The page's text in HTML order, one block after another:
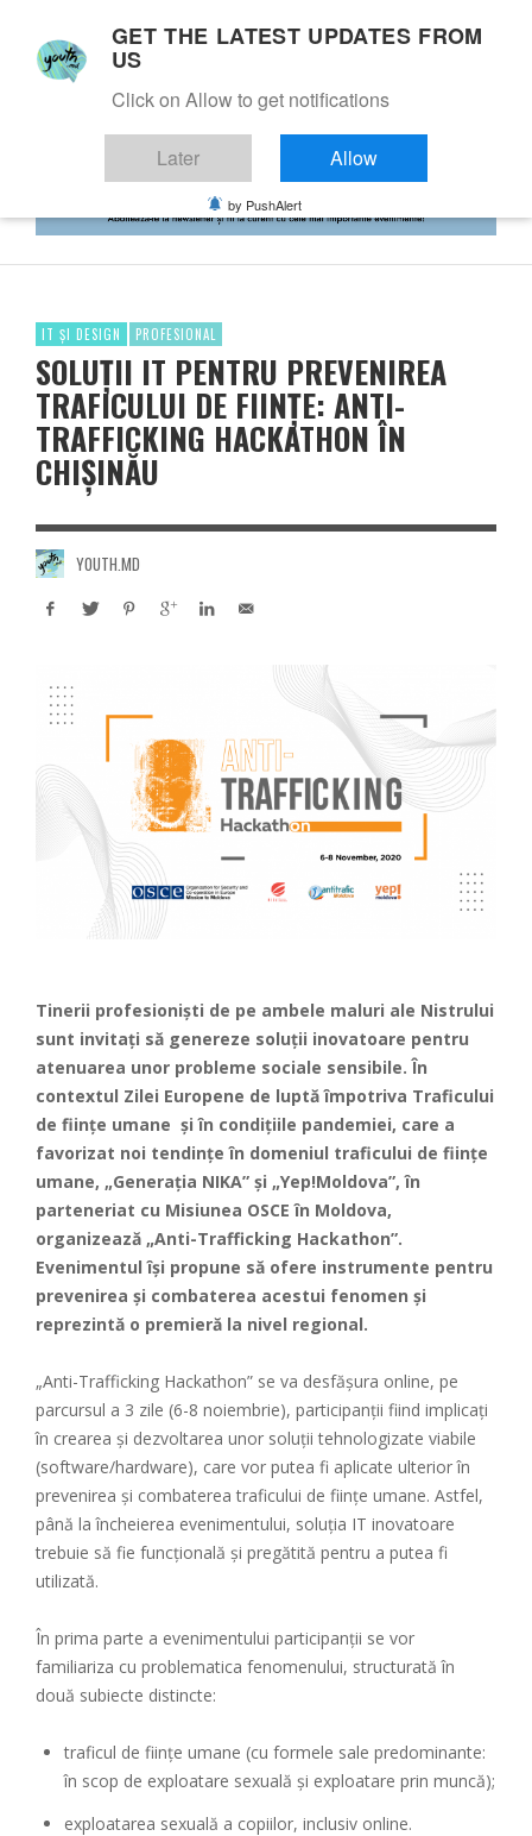
IT ȘI DESIGN PROFESIONAL
SOLUȚII IT PENTRU PREVENIREA
TRAFICULUI DE FIINȚE: ANTI-
TRAFFICKING HACKATHON ÎN
CHIȘINĂU
YOUTH.MD
Tinerii profesioniști de pe ambele maluri ale Nistrului
sunt invitați să genereze soluții inovatoare pentru
atenuarea unor probleme sociale sensibile. În
contextul Zilei Europene de luptă împotriva Traficului
de ființe umane și în condițiile pandemiei, care a
favorizat noi tendințe în domeniul traficului de ființe
umane, „Generația NIKA” și „Yep!Moldova”, în
parteneriat cu Misiunea OSCE în Moldova,
organizează „Anti-Trafficking Hackathon”.
Evenimentul își propune să ofere instrumente pentru
prevenirea și combaterea acestui fenomen și
reprezintă o premieră la nivel regional.
„Anti-Trafficking Hackathon” se va desfășura online, pe
parcursul a 3 zile (6-8 noiembrie), participanții fiind implicați
în crearea și dezvoltarea unor soluții tehnologizate viabile
(software/hardware), care vor putea fi aplicate ulterior în
prevenirea și combaterea traficului de ființe umane. Astfel,
până la încheierea evenimentului, soluția IT inovatoare
trebuie să fie funcțională și pregătită pentru a putea fi
utilizată.
În prima parte a evenimentului participanții se vor
familiariza cu problematica fenomenului, structurată în
două subiecte distincte:
traficul de ființe umane (cu formele sale predominante:
în scop de exploatare sexuală și exploatare prin muncă);
exploatarea sexuală a copiilor, inclusiv online.
GET THE LATEST UPDATES FROM
US
Click on Allow to get notifications
Later Allow
by PushAlert